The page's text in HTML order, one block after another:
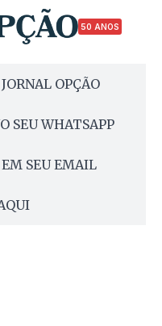
50 ANOS
OPÇÃO
SEU WHATSAPP
SEU EMAIL